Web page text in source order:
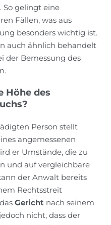
So gelingt eine
Fällen, was aus
besonders wichtig ist.
auch ähnlich behandelt
der Bemessung des
Höhe des
Person stellt
angemessenen
er Umstände, die zu
und auf vergleichbare
der Anwalt bereits
Rechtsstreit
Gericht nach seinem
nicht, dass der